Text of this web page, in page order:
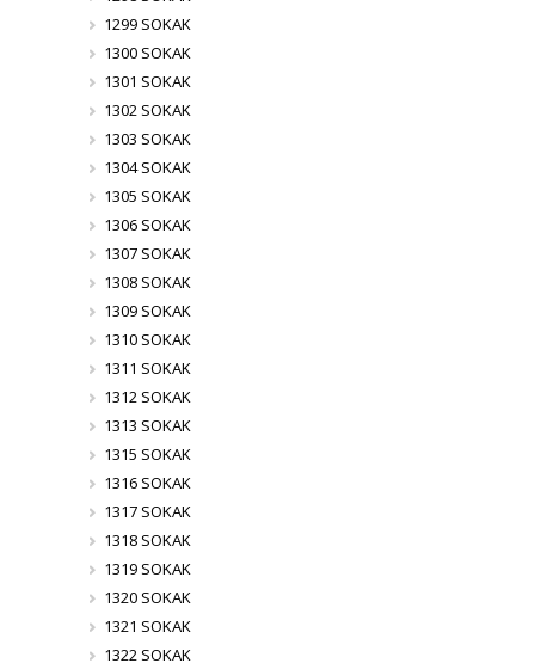
1299 SOKAK
1300 SOKAK
1301 SOKAK
1302 SOKAK
1303 SOKAK
1304 SOKAK
1305 SOKAK
1306 SOKAK
1307 SOKAK
1308 SOKAK
1309 SOKAK
1310 SOKAK
1311 SOKAK
1312 SOKAK
1313 SOKAK
1315 SOKAK
1316 SOKAK
1317 SOKAK
1318 SOKAK
1319 SOKAK
1320 SOKAK
1321 SOKAK
1322 SOKAK